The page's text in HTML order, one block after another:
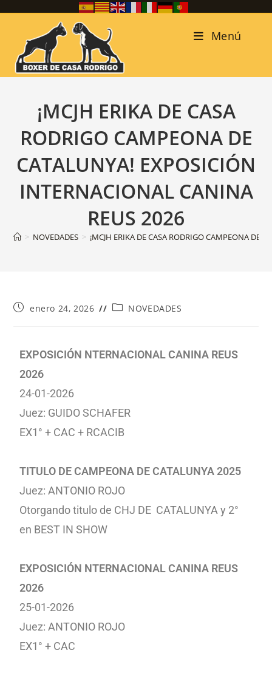
Menú
¡MCJH ERIKA DE CASA
RODRIGO CAMPEONA DE
CATALUNYA! EXPOSICIÓN
INTERNACIONAL CANINA
REUS 2026
> NOVEDADES > ¡MCJH ERIKA DE CASA RODRIGO CAMPEONA
enero 24, 2026 NOVEDADES
EXPOSICIÓN NTERNACIONAL CANINA REUS
2026
24-01-2026
Juez: GUIDO SCHAFER
EX1° + CAC + RCACIB
TITULO DE CAMPEONA DE CATALUNYA 2025
Juez: ANTONIO ROJO
Otorgando titulo de CHJ DE CATALUNYA y 2°
en BEST IN SHOW
EXPOSICIÓN NTERNACIONAL CANINA REUS
2026
25-01-2026
Juez: ANTONIO ROJO
EX1° + CAC